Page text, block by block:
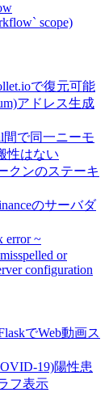
scope)
で復元可能
アドレス生成
間で同一ニーモ
性はない
クンのステーキ
のサーバダ
error ~
or
configuration
でWeb動画ス
19)陽性患
フ表示